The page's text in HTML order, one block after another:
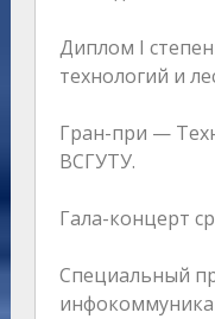
Диплом I
технологий и
Гран-при —
ВСГУТУ.
Гала-концерт
Специальный